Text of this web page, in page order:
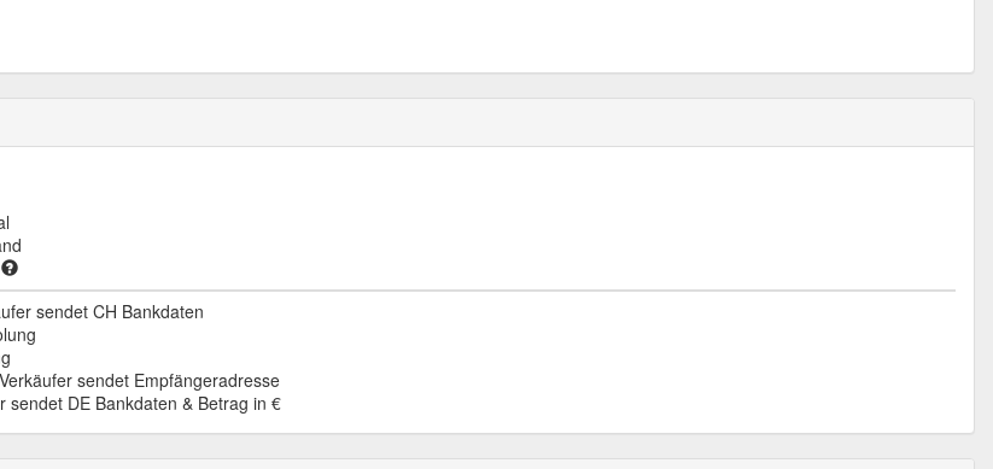
sendet CH Bankdaten
sendet Empfängeradresse
sendet DE Bankdaten & Betrag in €